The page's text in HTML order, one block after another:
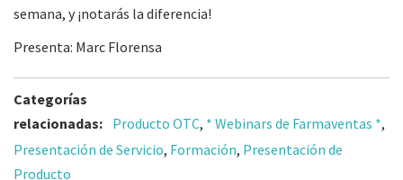
semana, y ¡notarás la diferencia!
Presenta: Marc Florensa
Categorías
relacionadas: Producto OTC, * Webinars de Farmaventas *,
Presentación de Servicio, Formación, Presentación de
Producto